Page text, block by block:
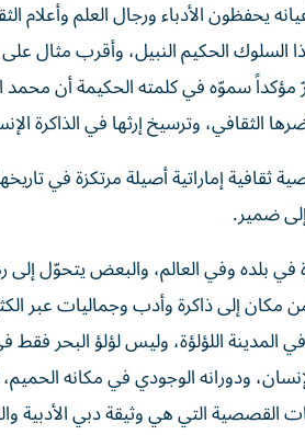
يحفظون الأدباء ورجال العلم
السلوك الحكيم النبيل، وأقرب مثال
سموّه في كلمته الحكيمة أن محمد
الثقافي، وترسيخ إرثها في الذاكرة
إماراتية أصيلة مرتكزة في تاريخها
ضمير.
بلده وفي العالم، والبعض يتحوّل
مكان إلى ذاكرة وأدب وجماليات عبر
المدينة اللؤلؤة، وليس لؤلؤ البحر
ودورانه الوجودي في مكانه
التي هي وثيقة دبي الأدبية